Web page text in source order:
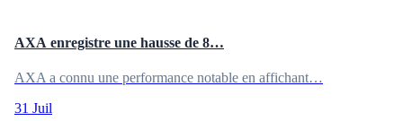
AXA enregistre une hausse de 8…
AXA a connu une performance notable en affichant…
31 Juil